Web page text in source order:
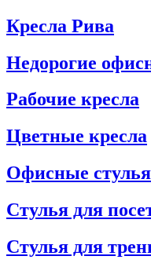
Кресла Рива
Недорогие
Рабочие кресла
Цветные кресла
Офисные стулья
Стулья для
Стулья для